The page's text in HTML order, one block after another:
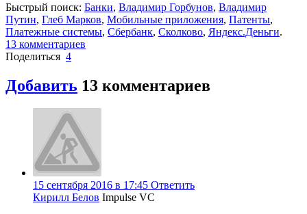
Быстрый поиск: Банки, Владимир Горбунов, Владимир
Путин, Глеб Марков, Мобильные приложения, Патенты,
Платежные системы, Сбербанк, Сколково, Яндекс.Деньги.
13 комментариев
Поделиться 4
Добавить 13 комментариев
15 сентября 2016 в 17:45 Ответить
Кирилл Белов Impulse VC